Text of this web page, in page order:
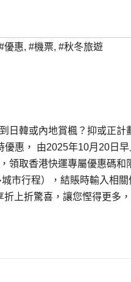
優惠, #機票, #秋冬旅遊
日韓或內地賞楓？抑或正
惠， 由2025年10月20日
領取香港快運專屬優惠碼
市行程），結賬時輸入相
上折驚喜，讓您慳得更多，